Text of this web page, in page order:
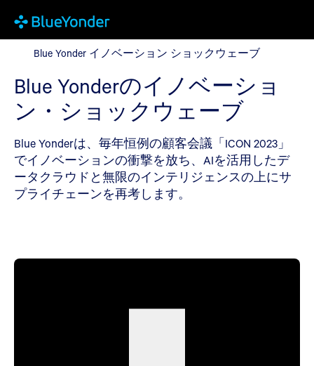
Blue Yonder イノベーション ショックウェーブ
Blue Yonder イノベーション ショックウェーブ
Blue Yonderのイノベーショ
ン・ショックウェーブ
Blue Yonderは、毎年恒例の顧客会議「ICON 2023」
でイノベーションの衝撃を放ち、AIを活用したデ
ータクラウドと無限のインテリジェンスの上にサ
プライチェーンを再考します。